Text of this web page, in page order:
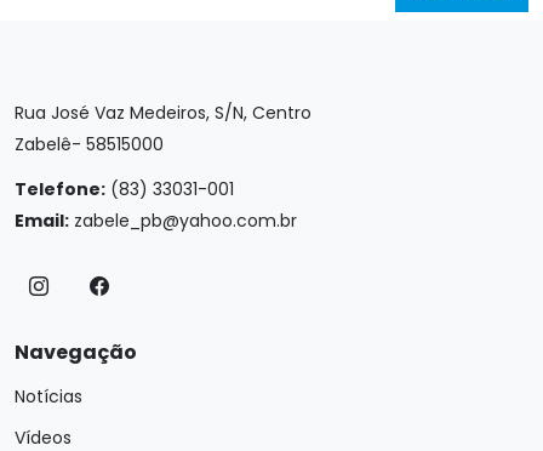
Rua José Vaz Medeiros, S/N, Centro
Zabelê- 58515000
Telefone: (83) 33031-001
Email: zabele_pb@yahoo.com.br
Navegação
Notícias
Vídeos